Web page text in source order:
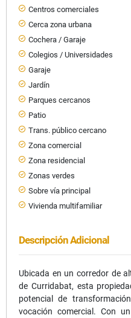
Centros comerciales
Cerca zona urbana
Cochera / Garaje
Colegios / Universidades
Garaje
Jardín
Parques cercanos
Patio
Trans. público cercano
Zona comercial
Zona residencial
Zonas verdes
Sobre vía principal
Vivienda multifamiliar
Descripción Adicional
Ubicada en un corredor de
de Curridabat, esta
potencial de
vocación comercial. Con